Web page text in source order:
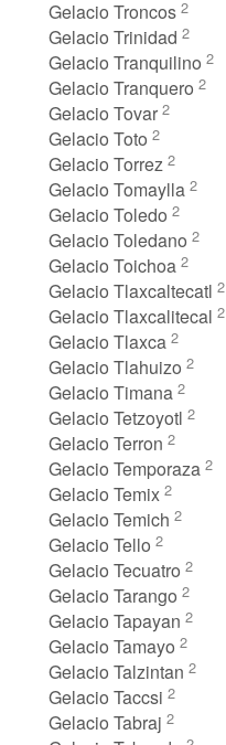
Gelacio Troncos2
Gelacio Trinidad2
Gelacio Tranquilino2
Gelacio Tranquero2
Gelacio Tovar2
Gelacio Toto2
Gelacio Torrez2
Gelacio Tomaylla2
Gelacio Toledo2
Gelacio Toledano2
Gelacio Toichoa2
Gelacio Tlaxcaltecatl2
Gelacio Tlaxcalitecal2
Gelacio Tlaxca2
Gelacio Tlahuizo2
Gelacio Timana2
Gelacio Tetzoyotl2
Gelacio Terron2
Gelacio Temporaza2
Gelacio Temix2
Gelacio Temich2
Gelacio Tello2
Gelacio Tecuatro2
Gelacio Tarango2
Gelacio Tapayan2
Gelacio Tamayo2
Gelacio Talzintan2
Gelacio Taccsi2
Gelacio Tabraj2